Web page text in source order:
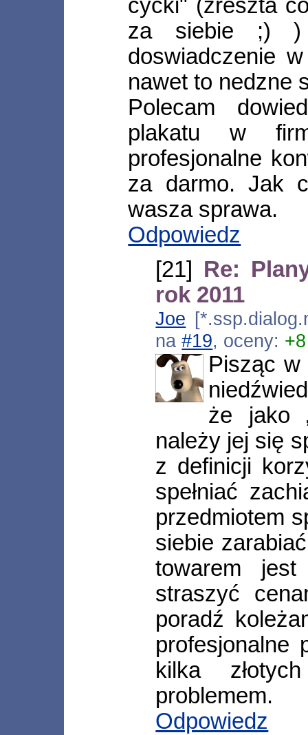
cycki" (zreszta
za siebie ;) )
doswiadczenie
nawet to nedzne
Polecam
plakatu w
profesjonalne
za darmo. Jak
wasza sprawa.
Odpowiedz
[21] Re:
rok 2011
Joe
na#19, oceny: +8
Pisząc w
że jako
należy jej się
z definicji
spełniać
przedmiotem
siebie
towarem
straszyć
poradź
profesjonalne
kilka
problemem.
Odpowiedz